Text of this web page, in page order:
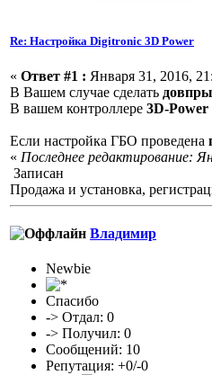
Re: Настройка Digitronic 3D Power
« Ответ #1 : Января 31, 2016,
В Вашем случае сделать
В вашем контроллере 3D-Power
Если настройка ГБО проведена
« Последнее редактирование:
Записан
Продажа и установка,
Владимир
Newbie
Спасибо
-> Отдал: 0
-> Получил: 0
Сообщений: 10
Репутация: +0/-0